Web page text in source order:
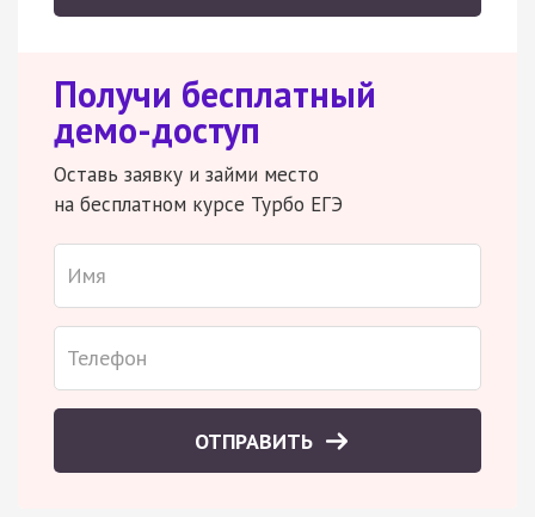
Получи бесплатный
демо-доступ
Оставь заявку и займи место
на бесплатном курсе Турбо ЕГЭ
ОТПРАВИТЬ